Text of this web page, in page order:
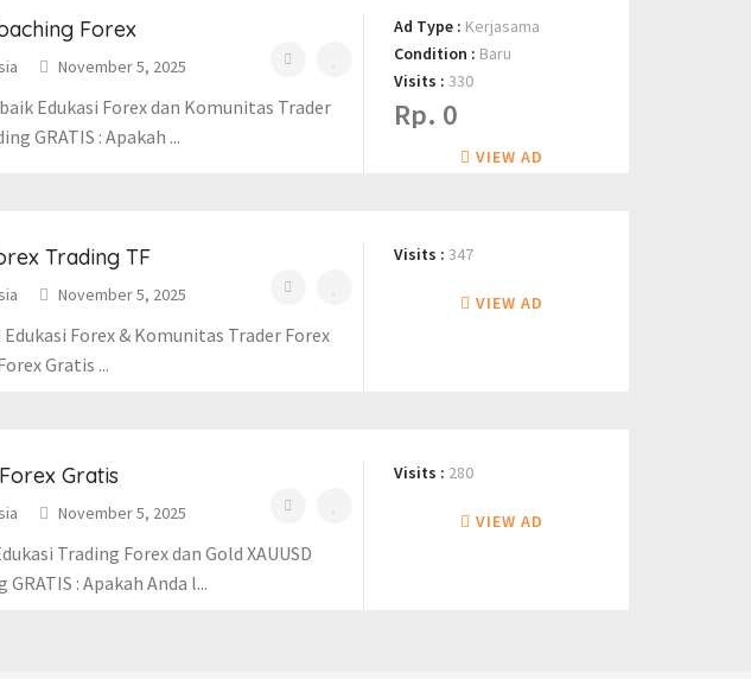
Forex
November 5, 2025
Edukasi Forex dan Komunitas Trader
GRATIS : Apakah ...
Ad Type : Kerjasama
Condition : Baru
Visits : 330
Rp. 0
VIEW AD
Trading TF
November 5, 2025
Forex & Komunitas Trader Forex
Gratis ...
Visits : 347
VIEW AD
Gratis
November 5, 2025
Trading Forex dan Gold XAUUSD
: Apakah Anda l...
Visits : 280
VIEW AD